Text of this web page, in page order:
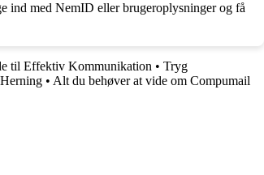
ind med NemID eller brugeroplysninger og få
til Effektiv Kommunikation • Tryg
• Alt du behøver at vide om Compumail